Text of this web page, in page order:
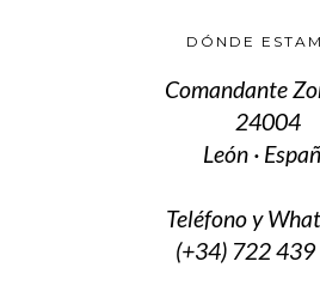
DÓNDE
Comandante
24004
León ·
Teléfono y
(+34) 722